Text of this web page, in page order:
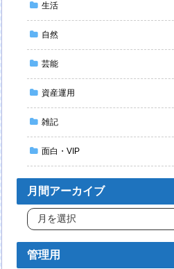
生活
自然
芸能
資産運用
雑記
面白・VIP
月間アーカイブ
管理用